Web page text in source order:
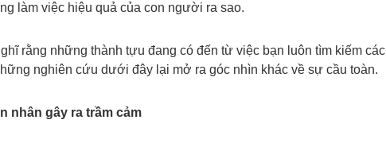
làm việc hiệu quả của con người ra sao.
rằng những thành tựu đang có đến từ việc bạn luôn tìm kiếm các
nghiên cứu dưới đây lại mở ra góc nhìn khác về sự cầu toàn.
nhân gây ra trầm cảm